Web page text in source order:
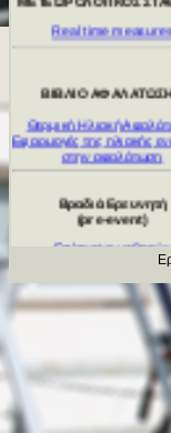
Θερμική Ηλιακή
Εφαρμογές της ηλιακής
Βραδιά Ερευνητή
Επίσκεψη μαθητών